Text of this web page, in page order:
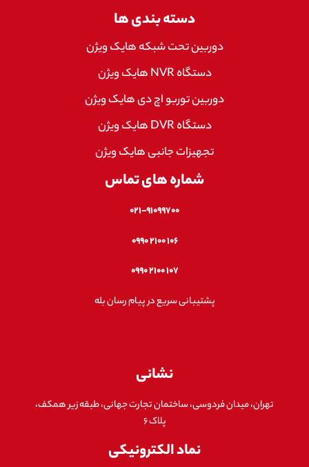
دسته بندی ها
دوربین تحت شبکه هایک ویژن
دستگاه NVR هایک ویژن
دوربین توربو اچ دی هایک ویژن
دستگاه DVR هایک ویژن
تجهیزات جانبی هایک ویژن
شماره های تماس
۰۲۱-۹۱۰۹۹۷۰۰
۱۰۶ ۲۱۰۰ ۰۹۹۰
۱۰۷ ۲۱۰۰ ۰۹۹۰
پشتیبانی سریع در پیام رسان بله
نشانی
تهران، میدان فردوسی، ساختمان تجارت جهانی، طبقه زیر همکف،
پلاک ۶
نماد الکترونیکی